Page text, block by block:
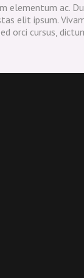
ac.
elit ipsum.
orci cursus,